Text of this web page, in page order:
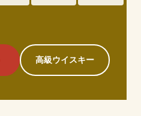
高級ウイスキー